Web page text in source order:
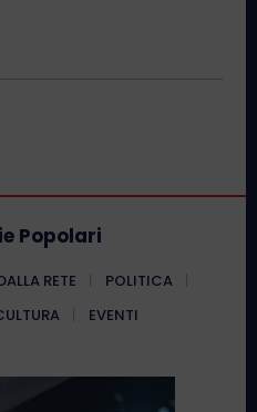
Popolari
RETE
POLITICA
EVENTI